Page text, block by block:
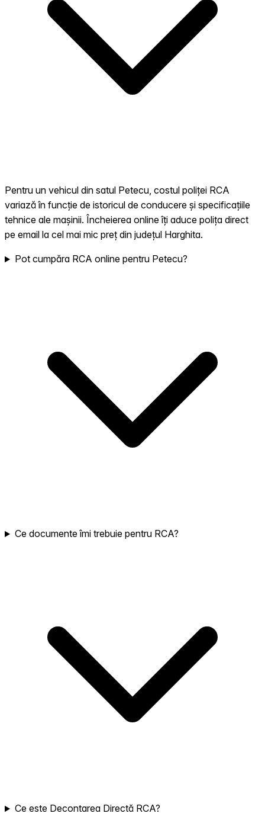
Pentru un vehicul din satul Petecu, costul poliței RCA
variază în funcție de istoricul de conducere și specificațiile
tehnice ale mașinii. Încheierea online îți aduce polița direct
pe email la cel mai mic preț din județul Harghita.
Pot cumpăra RCA online pentru Petecu?
Ce documente îmi trebuie pentru RCA?
Ce este Decontarea Directă RCA?